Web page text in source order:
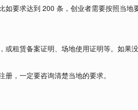
要求达到 200 条，创业者需要按照当地
或租赁备案证明、场地使用证明等。如果
，一定要咨询清楚当地的要求。